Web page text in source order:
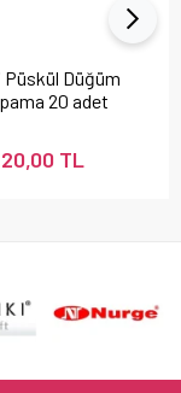
Püskül Düğüm
20 adet
20,00 TL